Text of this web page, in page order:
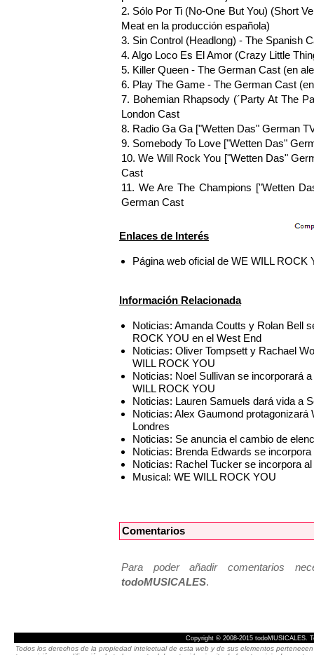
2. Sólo Por Ti (No-One But You) (Short
Meat en la producción española)
3. Sin Control (Headlong) - The Spanish
4. Algo Loco Es El Amor (Crazy Little
5. Killer Queen - The German Cast (en
6. Play The Game - The German Cast
7. Bohemian Rhapsody (´Party At The
London Cast
8. Radio Ga Ga ["Wetten Das" German
9. Somebody To Love ["Wetten Das"
10. We Will Rock You ["Wetten Das"
Cast
11. We Are The Champions ["Wetten
German Cast
Enlaces de Interés
Página web oficial de WE WILL ROCK
Información Relacionada
Noticias: Amanda Coutts y Rolan Bell
ROCK YOU en el West End
Noticias: Oliver Tompsett y Rachael
WILL ROCK YOU
Noticias: Noel Sullivan se incorporará
WILL ROCK YOU
Noticias: Lauren Samuels dará vida a
Noticias: Alex Gaumond
Londres
Noticias: Se anuncia el cambio de
Noticias: Brenda Edwards se
Noticias: Rachel Tucker se incorpora
Musical: WE WILL ROCK YOU
Comentarios
Para poder añadir comentarios
todoMUSICALES.
Copyright © 2008-2015 todoMUSICALES.
Todos los derechos de la propiedad intelectual de esta web y de sus elementos